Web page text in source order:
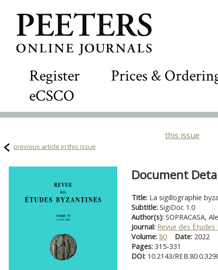
Register
Prices &
eCSCO
this issue
previous article in this issue
Document
Title: La sigillographie
Subtitle: SigiDoc 1.0
Author(s): SOPRACASA,
Journal: Revue des Études
Volume: 80 Date: 2022
Pages: 315-331
DOI: 10.2143/